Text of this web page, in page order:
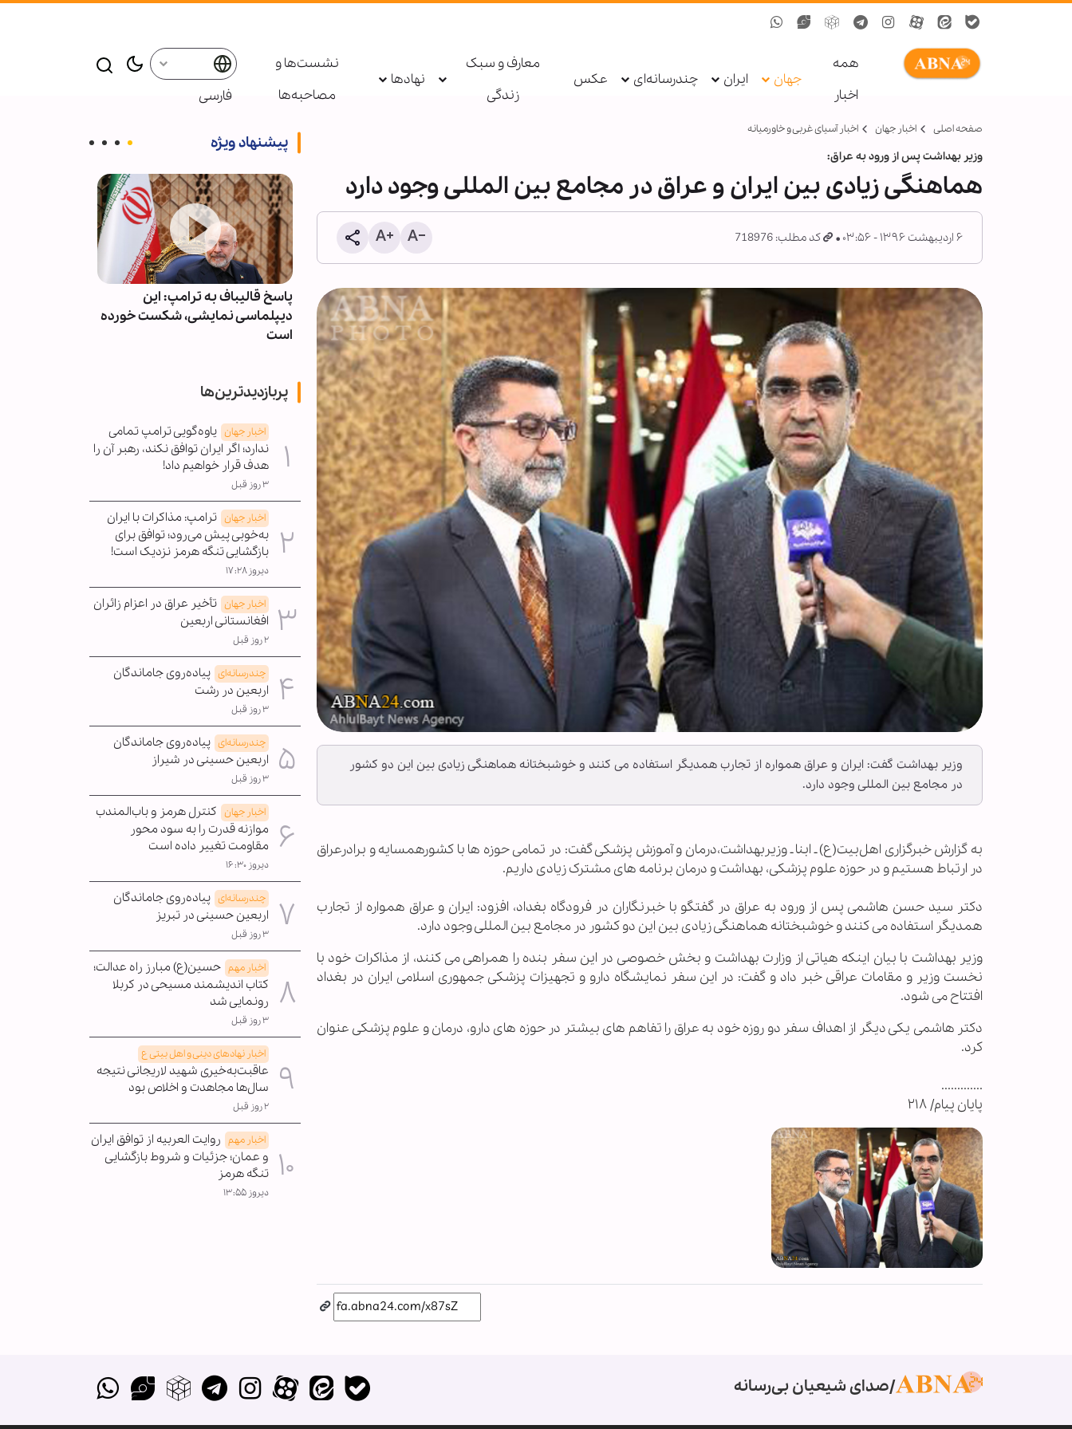
همه
اخبار
جهان ایران چندرسانه‌ای عکس
معارف و سبک
زندگی
نهادها
نشست‌ها و
مصاحبه‌ها
فارسی
صفحه اصلی اخبار جهان اخبار آسیای غربی و خاورمیانه
وزیر بهداشت پس از ورود به عراق:
هماهنگی زیادی بین ایران و عراق در مجامع بین المللی وجود دارد
۶ اردیبهشت ۱۳۹۶ - ۰۳:۵۶ کد مطلب: 718976
وزیر بهداشت گفت: ایران و عراق همواره از تجارب همدیگر استفاده می کنند و خوشبختانه هماهنگی زیادی بین این دو کشور
در مجامع بین المللی وجود دارد.
به گزارش خبرگزاری اهل‌بیت(ع) ـ ابنا ـ وزیربهداشت،درمان و آموزش پزشکی گفت: در تمامی حوزه ها با کشورهمسایه و برادرعراق
در ارتباط هستیم و در حوزه علوم پزشکی، بهداشت و درمان برنامه های مشترک زیادی داریم.
دکتر سید حسن هاشمی پس از ورود به عراق در گفتگو با خبرنگاران در فرودگاه بغداد، افزود: ایران و عراق همواره از تجارب
همدیگر استفاده می کنند و خوشبختانه هماهنگی زیادی بین این دو کشور در مجامع بین المللی وجود دارد.
وزیر بهداشت با بیان اینکه هیاتی از وزارت بهداشت و بخش خصوصی در این سفر بنده را همراهی می کنند، از مذاکرات خود با
نخست وزیر و مقامات عراقی خبر داد و گفت: در این سفر نمایشگاه دارو و تجهیزات پزشکی جمهوری اسلامی ایران در بغداد
افتتاح می شود.
دکتر هاشمی یکی دیگر از اهداف سفر دو روزه خود به عراق را تفاهم های بیشتر در حوزه های دارو، درمان و علوم پزشکی عنوان
کرد.
.............
پایان پیام/ ۲۱۸
پیشنهاد ویژه
حزب‌الله: دولت لبنان مذاکرات و
امتیازدهی به تل‌آویو را متوقف کند
پاسخ قالیباف به ترامپ: این
دیپلماسی نمایشی، شکست خورده
است
پربازدیدترین‌ها
اخبار جهان یاوه‌گویی ترامپ تمامی
ندارد؛ اگر ایران توافق نکند، رهبر آن را
هدف قرار خواهیم داد!
۳ روز قبل
اخبار جهان ترامپ: مذاکرات با ایران
به‌خوبی پیش می‌رود؛ توافق برای
بازگشایی تنگه هرمز نزدیک است!
دیروز ۱۷:۲۸
اخبار جهان تأخیر عراق در اعزام زائران
افغانستانی اربعین
۲ روز قبل
چندرسانه‌ای پیاده‌روی جاماندگان
اربعین در رشت
۳ روز قبل
چندرسانه‌ای پیاده‌روی جاماندگان
اربعین حسینی در شیراز
۳ روز قبل
اخبار جهان کنترل هرمز و باب‌المندب
موازنه قدرت را به سود محور
مقاومت تغییر داده است
دیروز ۱۶:۳۰
چندرسانه‌ای پیاده‌روی جاماندگان
اربعین حسینی در تبریز
۳ روز قبل
اخبار مهم حسین(ع) مبارز راه عدالت؛
کتاب اندیشمند مسیحی در کربلا
رونمایی شد
۳ روز قبل
اخبار نهادهای دینی و اهل بیتی ع
عاقبت‌به‌خیری شهید لاریجانی نتیجه
سال‌ها مجاهدت و اخلاص بود
۲ روز قبل
اخبار مهم روایت العربیه از توافق ایران
و عمان؛ جزئیات و شروط بازگشایی
تنگه هرمز
دیروز ۱۳:۵۵
صدای شیعیان بی‌رسانه